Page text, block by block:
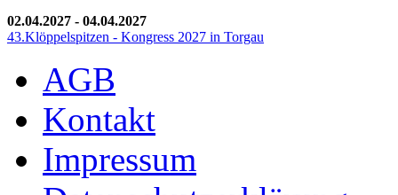
02.04.2027 - 04.04.2027
43.Klöppelspitzen - Kongress 2027 in Torgau
AGB
Kontakt
Impressum